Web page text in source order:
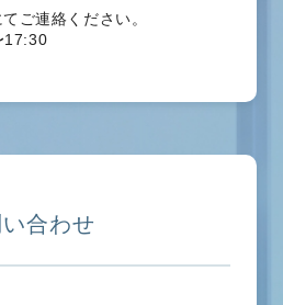
ご連絡ください。
17:30
合わせ